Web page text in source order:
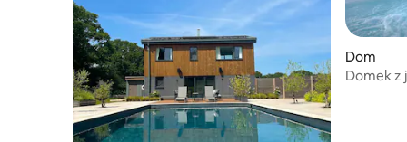
Dom
Domek z